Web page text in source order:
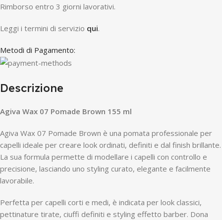
Rimborso entro 3 giorni lavorativi.
Leggi i termini di servizio qui.
Metodi di Pagamento:
Descrizione
Agiva Wax 07 Pomade Brown 155 ml
Agiva Wax 07 Pomade Brown è una pomata professionale per
capelli ideale per creare look ordinati, definiti e dal finish brillante.
La sua formula permette di modellare i capelli con controllo e
precisione, lasciando uno styling curato, elegante e facilmente
lavorabile.
Perfetta per capelli corti e medi, è indicata per look classici,
pettinature tirate, ciuffi definiti e styling effetto barber. Dona